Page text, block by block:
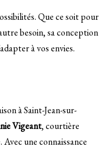
Que ce soit pour
besoin, sa conception
à vos envies.
à Saint-Jean-sur-
Vigeant, courtière
une connaissance